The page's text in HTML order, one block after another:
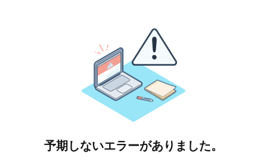
予期しないエラーがありました。